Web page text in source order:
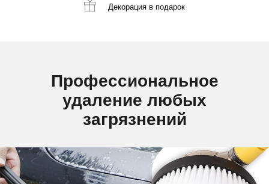
Декорация в подарок
Профессиональное
удаление любых
загрязнений